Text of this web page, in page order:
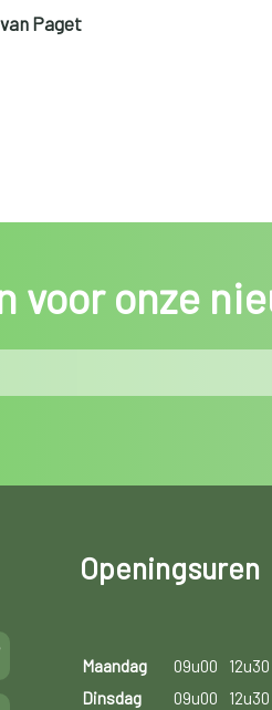
Paget
voor onze
Openingsuren
Maandag 09u00 12u30
Dinsdag
09u00 12u30